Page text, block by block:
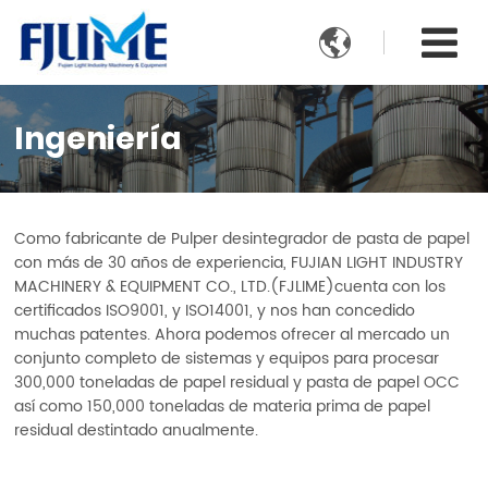

Ingeniería
Como fabricante de Pulper desintegrador de pasta de papel
con más de 30 años de experiencia, FUJIAN LIGHT INDUSTRY
MACHINERY & EQUIPMENT CO., LTD.(FJLIME)cuenta con los
certificados ISO9001, y ISO14001, y nos han concedido
muchas patentes. Ahora podemos ofrecer al mercado un
conjunto completo de sistemas y equipos para procesar
300,000 toneladas de papel residual y pasta de papel OCC
así como 150,000 toneladas de materia prima de papel
residual destintado anualmente.